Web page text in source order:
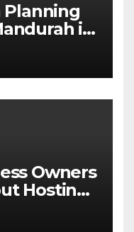
Planning
in
Owners
Hosting
in